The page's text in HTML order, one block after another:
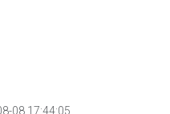
08 17:44:05